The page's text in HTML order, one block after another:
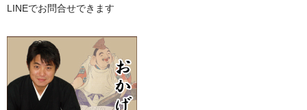
LINEでお問合せできます